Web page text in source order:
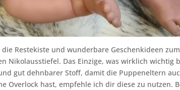
Restekiste und wunderbare Geschenkideen zum
Nikolausstiefel. Das Einzige, was wirklich wichtig
gut dehnbarer Stoff, damit die Puppeneltern
Overlock hast, empfehle ich dir diese zu nutzen.